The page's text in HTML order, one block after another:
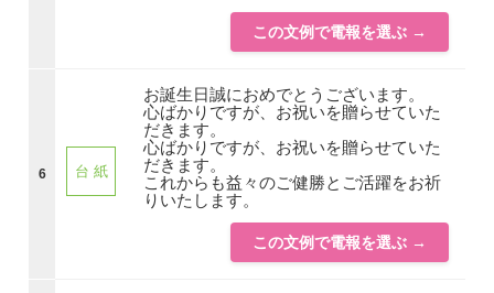
この文例で電報を選ぶ →
6 台 紙
お誕生日誠におめでとうございます。
心ばかりですが、お祝いを贈らせていた
だきます。
心ばかりですが、お祝いを贈らせていた
だきます。
これからも益々のご健勝とご活躍をお祈
りいたします。
この文例で電報を選ぶ →